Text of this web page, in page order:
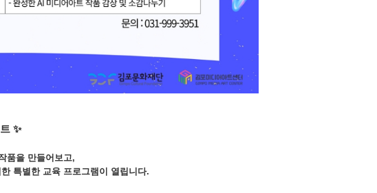
✨
품을 만들어보고,
특별한 교육 프로그램이 열립니다.